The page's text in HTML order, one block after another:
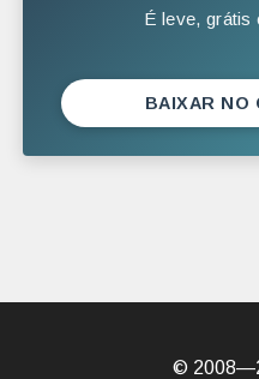
AGOSTO
MARÇO
É leve, grátis
BAIXAR NO
©